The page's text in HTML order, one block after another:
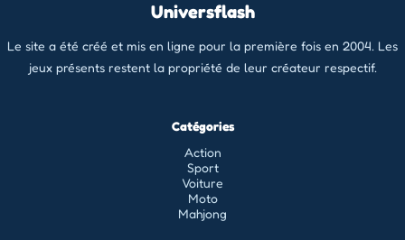
Universflash
Le site a été créé et mis en ligne pour la première fois en 2004. Les
jeux présents restent la propriété de leur créateur respectif.
Catégories
Action
Sport
Voiture
Moto
Mahjong